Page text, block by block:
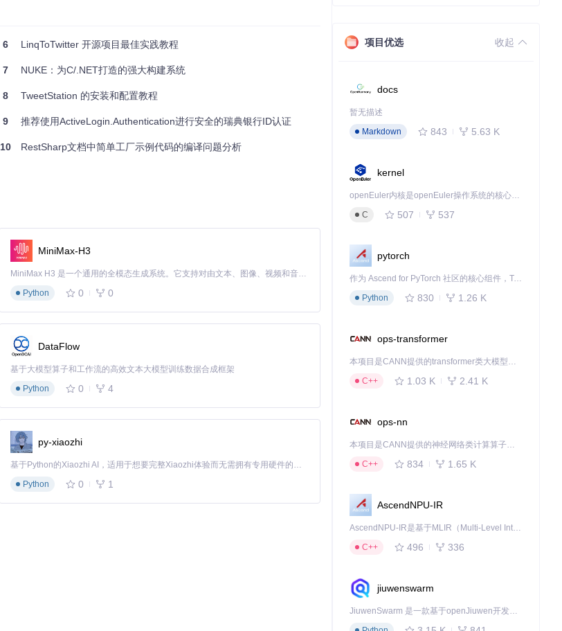
6 LinqToTwitter 开源项目最佳实践教程
7 NUKE：为C/.NET打造的强大构建系统
8 TweetStation 的安装和配置教程
9 推荐使用ActiveLogin.Authentication进行安全的瑞典银行ID认证
10 RestSharp文档中简单工厂示例代码的编译问题分析
MiniMax-H3
MiniMax H3 是一个通用的全模态生成系统。它支持对由文本、图像、视频和音频组成的多模态上下文进行统一理解，并能生成分辨率高达 2K、时长可达 15 秒的带原生立体声音频的视频。得益于面向任务泛化的系统设计，H3 在预训练阶段就已具备广泛的多模态上下文理解与生成能力，能够出色地执行复杂的多模态指令。
Python
0 0
DataFlow
基于大模型算子和工作流的高效文本大模型训练数据合成框架
Python
0 4
py-xiaozhi
基于Python的Xiaozhi AI，适用于想要完整Xiaozhi体验而无需拥有专用硬件的用户。
Python
0 1
项目优选 收起
docs
暂无描述
Markdown
843 5.63 K
kernel
openEuler内核是openEuler操作系统的核心，既是系统性能与稳定性的基石，也是连接处理器、设备与服务的桥梁。
C
507 537
pytorch
作为 Ascend for PyTorch 社区的核心组件，TorchNPU 是昇腾专为 PyTorch 打造的深度学习适配插件，使 PyTorch 框架能够直接调用昇腾 NPU，为开发者提供昇腾 AI 处理器的超强算力。
Python
830 1.26 K
ops-transformer
本项目是CANN提供的transformer类大模型算子库，实现网络在NPU上加速计算。
C++
1.03 K 2.41 K
ops-nn
本项目是CANN提供的神经网络类计算算子库，实现网络在NPU上加速计算。
C++
834 1.65 K
AscendNPU-IR
AscendNPU-IR是基于MLIR（Multi-Level Intermediate Representation）构建的，面向昇腾亲和算子编译时使用的中间表示，提供昇腾完备表达能力，通过编译优化提升昇腾AI处理器计算效率，支持通过生态框架使能昇腾AI处理器与深度调优
C++
496 336
jiuwenswarm
JiuwenSwarm 是一款基于openJiuwen开发的智能AI Agent，它能够将大语言模型的强大能力，通过你日常使用的各类通讯应用，直接延伸至你的指尖。